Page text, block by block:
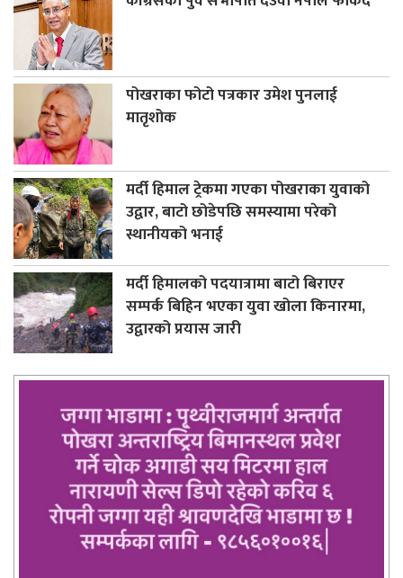
पोखराका फोटो पत्रकार उमेश पुनलाई
मातृशोक
मर्दी हिमाल ट्रेकमा गएका पोखराका युवाको
उद्वार, बाटो छोडेपछि समस्यामा परेको
स्थानीयको भनाई
मर्दी हिमालको पदयात्रामा बाटो बिराएर
सम्पर्क बिहिन भएका युवा खोला किनारमा,
उद्वारको प्रयास जारी